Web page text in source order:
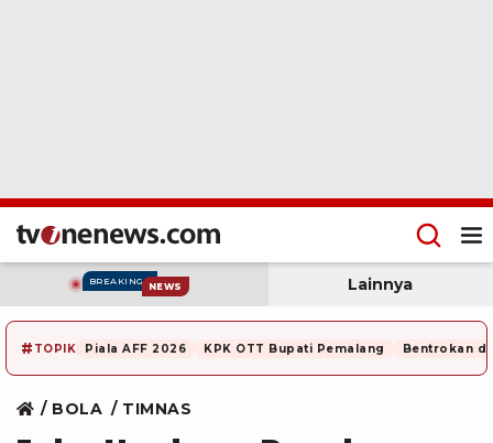
BREAKING NEWS Lainnya
# TOPIK Piala AFF 2026 KPK OTT Bupati Pemalang Bentrokan di
BOLA TIMNAS